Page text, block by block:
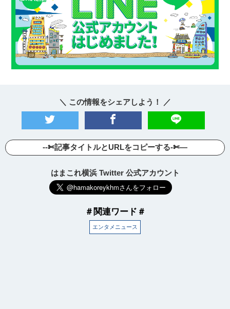
＼ この情報をシェアしよう！ ／
--✄記事タイトルとURLをコピーする-✄—
はまこれ横浜 Twitter 公式アカウント
＃関連ワード＃
エンタメニュース